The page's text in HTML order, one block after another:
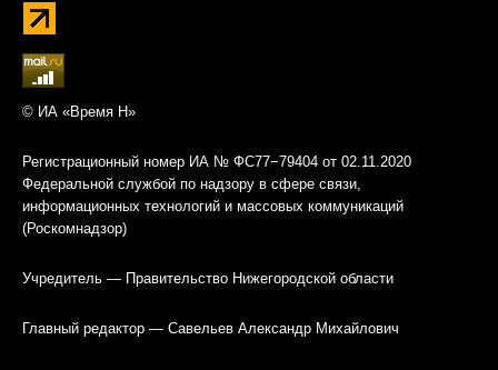
© ИА «Время Н»
Регистрационный номер ИА № ФС77−79404 от 02.11.2020
Федеральной службой по надзору в сфере связи,
информационных технологий и массовых коммуникаций
(Роскомнадзор)
Учредитель — Правительство Нижегородской области
Главный редактор — Савельев Александр Михайлович